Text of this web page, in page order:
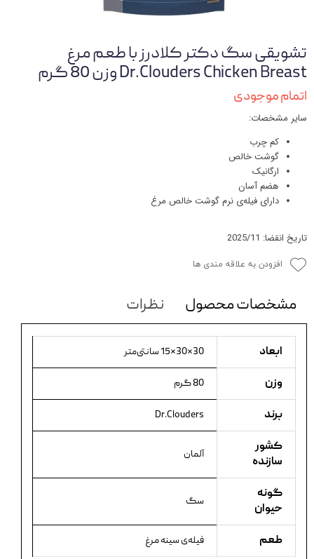
تشویقی سگ دکتر کلادرز با طعم مرغ
Dr.Clouders Chicken Breast وزن 80 گرم
اتمام موجودی
سایر مشخصات:
کم چرب
گوشت خالص
ارگانیک
هضم آسان
دارای فیله‌ی نرم گوشت خالص مرغ
تاریخ انقضا: 2025/11
افزودن به علاقه مندی ها
مشخصات محصول نظرات
ابعاد 30×30×15 سانتی‌متر
وزن 80 گرم
برند Dr.Clouders
کشور
سازنده
آلمان
گونه
حیوان
سگ
طعم فیله‌ی سینه مرغ